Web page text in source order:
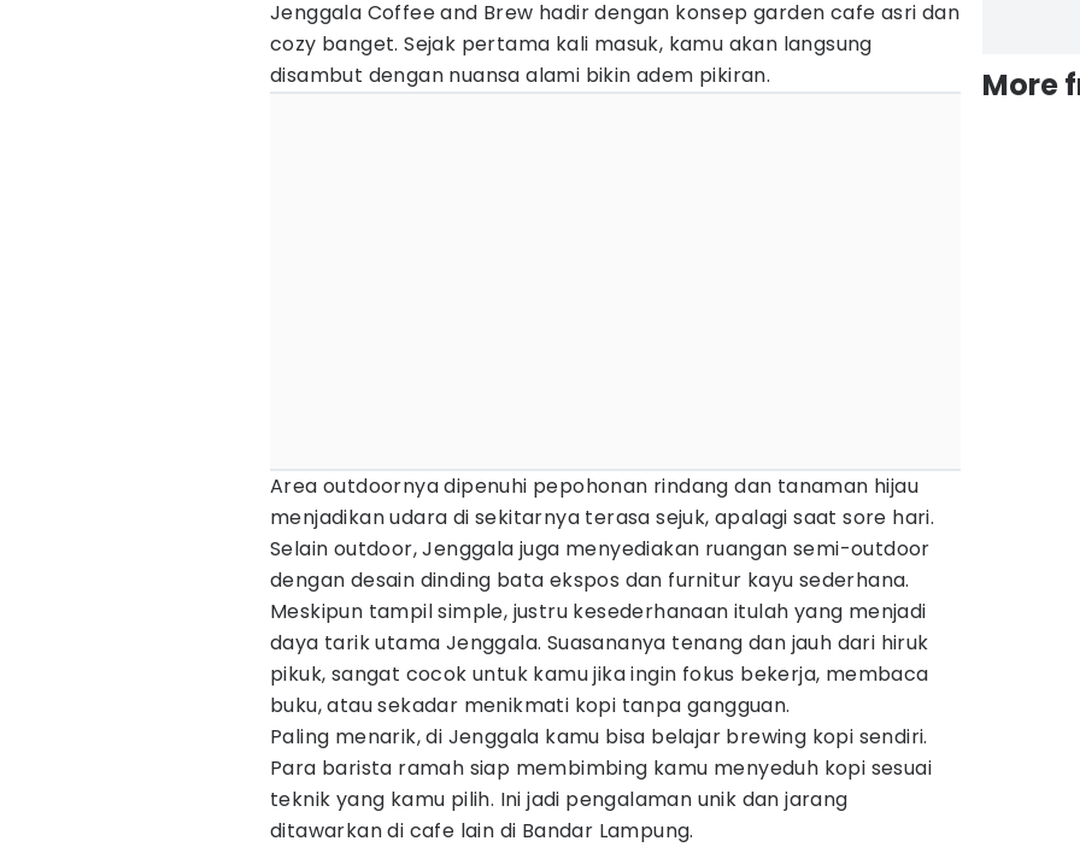
Jenggala Coffee and Brew hadir dengan konsep garden cafe asri dan
cozy banget. Sejak pertama kali masuk, kamu akan langsung
disambut dengan nuansa alami bikin adem pikiran.
Area outdoornya dipenuhi pepohonan rindang dan tanaman hijau
menjadikan udara di sekitarnya terasa sejuk, apalagi saat sore hari.
Selain outdoor, Jenggala juga menyediakan ruangan semi-outdoor
dengan desain dinding bata ekspos dan furnitur kayu sederhana.
Meskipun tampil simple, justru kesederhanaan itulah yang menjadi
daya tarik utama Jenggala. Suasananya tenang dan jauh dari hiruk
pikuk, sangat cocok untuk kamu jika ingin fokus bekerja, membaca
buku, atau sekadar menikmati kopi tanpa gangguan.
Paling menarik, di Jenggala kamu bisa belajar brewing kopi sendiri.
Para barista ramah siap membimbing kamu menyeduh kopi sesuai
teknik yang kamu pilih. Ini jadi pengalaman unik dan jarang
ditawarkan di cafe lain di Bandar Lampung.
More